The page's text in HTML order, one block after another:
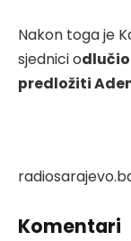
Nakon toga je
sjednici o
predložiti
Komentari